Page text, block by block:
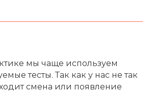
мы чаще используем
тесты. Так как у нас не так
смена или появление